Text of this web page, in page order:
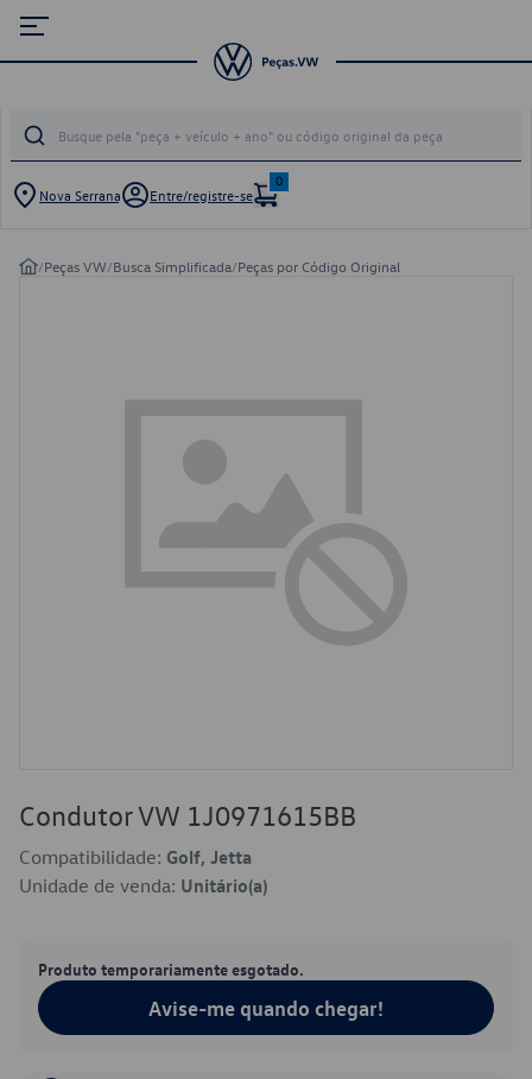
Nova Serrana Entre/registre-se
0
/Peças VW/Busca Simplificada/Peças por Código Original
Condutor VW 1J0971615BB
Compatibilidade: Golf, Jetta
Unidade de venda: Unitário(a)
Produto temporariamente esgotado.
Avise-me quando chegar!